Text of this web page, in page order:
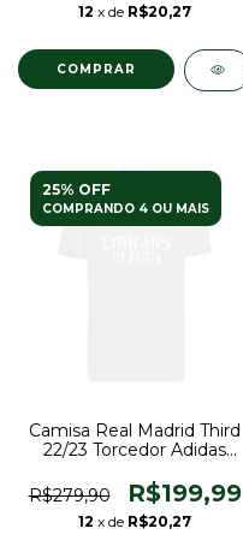
12 x de R$20,27
COMPRAR
25% OFF
COMPRANDO 4 OU MAIS
Camisa Real Madrid Third
22/23 Torcedor Adidas
R$279,90
R$199,99
12 x de R$20,27